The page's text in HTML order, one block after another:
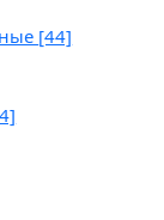
[44]